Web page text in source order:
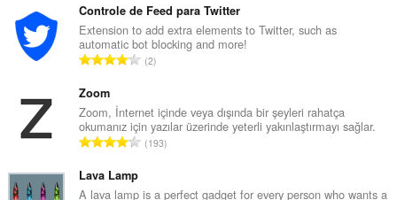
y
s
a
y
s
ı
:
p
l
a
m
s
a
y
s
Controle de Feed para Twitter
Extension to add extra elements to Twitter, such as
automatic bot blocking and more!
T
l
a
m
2
Zoom
Zoom, İnternet içinde veya dışında bir şeyleri rahatça
okumanız için yazılar üzerinde yeterli yakınlaştırmayı sağlar.
T
l
193
Lava Lamp
A lava lamp is a perfect gadget for every person who wants a